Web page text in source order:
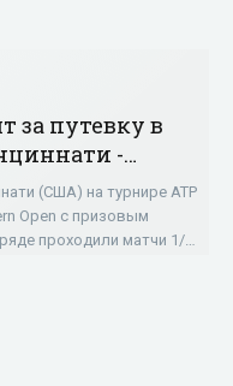
за путевку в
-
(США) на турнире ATP
Open с призовым
проходили матчи 1/4